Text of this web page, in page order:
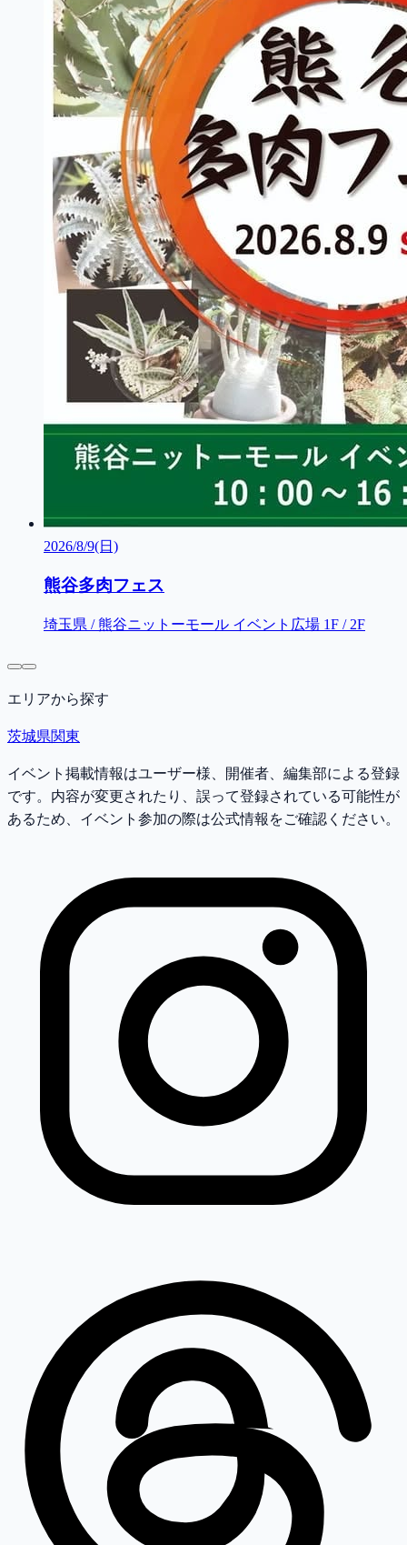
2026/8/9(日)
熊谷多肉フェス
埼玉県 / 熊谷ニットーモール イベント広場 1F / 2F
エリアから探す
茨城県関東
イベント掲載情報はユーザー様、開催者、編集部による登録
です。内容が変更されたり、誤って登録されている可能性が
あるため、イベント参加の際は公式情報をご確認ください。